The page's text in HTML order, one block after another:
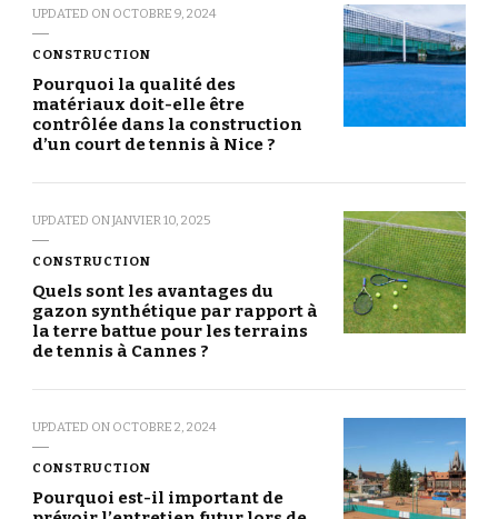
UPDATED ON OCTOBRE 9, 2024
CONSTRUCTION
Pourquoi la qualité des
matériaux doit-elle être
contrôlée dans la construction
d’un court de tennis à Nice ?
UPDATED ONJANVIER 10, 2025
CONSTRUCTION
Quels sont les avantages du
gazon synthétique par rapport à
la terre battue pour les terrains
de tennis à Cannes ?
UPDATED ON OCTOBRE 2, 2024
CONSTRUCTION
Pourquoi est-il important de